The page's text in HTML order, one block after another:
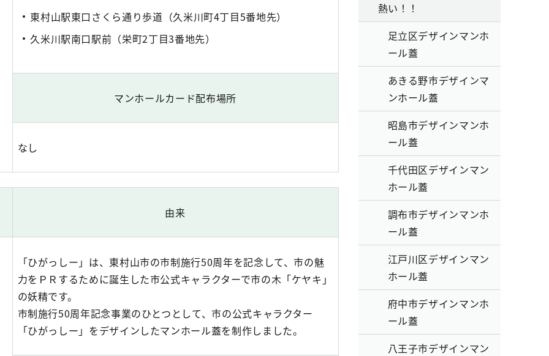
東村山駅東口さくら通り歩道（久米川町4丁目5番地先）
久米川駅南口駅前（栄町2丁目3番地先）
マンホールカード配布場所
なし
由来
「ひがっしー」は、東村山市の市制施行50周年を記念して、市の魅
力をＰＲするために誕生した市公式キャラクターで市の木「ケヤキ」
の妖精です。
市制施行50周年記念事業のひとつとして、市の公式キャラクター
「ひがっしー」をデザインしたマンホール蓋を制作しました。
熱い！！
足立区デザインマンホ
ール蓋
あきる野市デザインマ
ンホール蓋
昭島市デザインマンホ
ール蓋
千代田区デザインマン
ホール蓋
調布市デザインマンホ
ール蓋
江戸川区デザインマン
ホール蓋
府中市デザインマンホ
ール蓋
八王子市デザインマン